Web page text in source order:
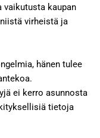
kaupan
virheistä ja
hänen tulee
ei kerro asunnosta
tietoja